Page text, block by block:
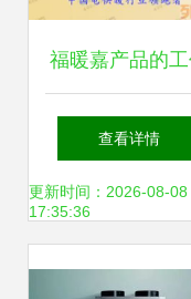
福暖嘉产品的
原理、用途及分
查看详情
更新时间：2026-08-08
17:35:36